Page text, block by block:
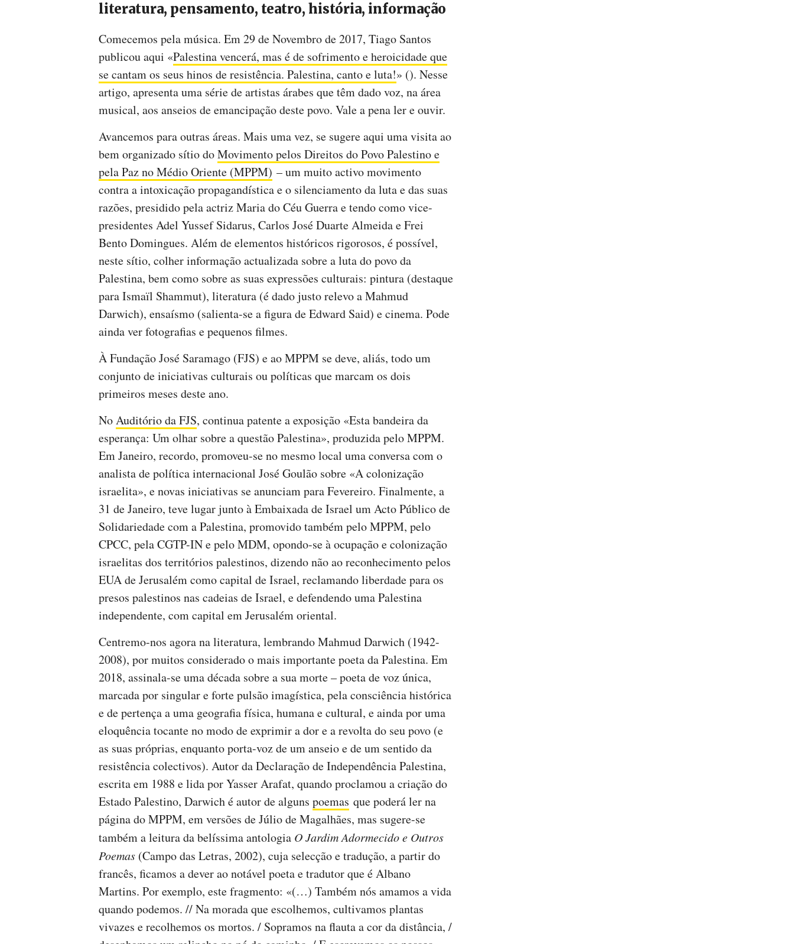
literatura, pensamento, teatro, história, informação
Comecemos pela música. Em 29 de Novembro de 2017, Tiago Santos
publicou aqui «Palestina vencerá, mas é de sofrimento e heroicidade que
se cantam os seus hinos de resistência. Palestina, canto e luta!» (). Nesse
artigo, apresenta uma série de artistas árabes que têm dado voz, na área
musical, aos anseios de emancipação deste povo. Vale a pena ler e ouvir.
Avancemos para outras áreas. Mais uma vez, se sugere aqui uma visita ao
bem organizado sítio doMovimento pelos Direitos do Povo Palestino e
pela Paz no Médio Oriente (MPPM) – um muito activo movimento
contra a intoxicação propagandística e o silenciamento da luta e das suas
razões, presidido pela actriz Maria do Céu Guerra e tendo como vice-
presidentes Adel Yussef Sidarus, Carlos José Duarte Almeida e Frei
Bento Domingues. Além de elementos históricos rigorosos, é possível,
neste sítio, colher informação actualizada sobre a luta do povo da
Palestina, bem como sobre as suas expressões culturais: pintura (destaque
para Ismaïl Shammut), literatura (é dado justo relevo a Mahmud
Darwich), ensaísmo (salienta-se a figura de Edward Said) e cinema. Pode
ainda ver fotografias e pequenos filmes.
À Fundação José Saramago (FJS) e ao MPPM se deve, aliás, todo um
conjunto de iniciativas culturais ou políticas que marcam os dois
primeiros meses deste ano.
NoAuditório da FJS, continua patente a exposição «Esta bandeira da
esperança: Um olhar sobre a questão Palestina», produzida pelo MPPM.
Em Janeiro, recordo, promoveu-se no mesmo local uma conversa com o
analista de política internacional José Goulão sobre «A colonização
israelita», e novas iniciativas se anunciam para Fevereiro. Finalmente, a
31 de Janeiro, teve lugar junto à Embaixada de Israel um Acto Público de
Solidariedade com a Palestina, promovido também pelo MPPM, pelo
CPCC, pela CGTP-IN e pelo MDM, opondo-se à ocupação e colonização
israelitas dos territórios palestinos, dizendo não ao reconhecimento pelos
EUA de Jerusalém como capital de Israel, reclamando liberdade para os
presos palestinos nas cadeias de Israel, e defendendo uma Palestina
independente, com capital em Jerusalém oriental.
Centremo-nos agora na literatura, lembrando Mahmud Darwich (1942-
2008), por muitos considerado o mais importante poeta da Palestina. Em
2018, assinala-se uma década sobre a sua morte – poeta de voz única,
marcada por singular e forte pulsão imagística, pela consciência histórica
e de pertença a uma geografia física, humana e cultural, e ainda por uma
eloquência tocante no modo de exprimir a dor e a revolta do seu povo (e
as suas próprias, enquanto porta-voz de um anseio e de um sentido da
resistência colectivos). Autor da Declaração de Independência Palestina,
escrita em 1988 e lida por Yasser Arafat, quando proclamou a criação do
Estado Palestino, Darwich é autor de alguns poemas que poderá ler na
página do MPPM, em versões de Júlio de Magalhães, mas sugere-se
também a leitura da belíssima antologia O Jardim Adormecido e Outros
Poemas (Campo das Letras, 2002), cuja selecção e tradução, a partir do
francês, ficamos a dever ao notável poeta e tradutor que é Albano
Martins. Por exemplo, este fragmento: «(…) Também nós amamos a vida
quando podemos. // Na morada que escolhemos, cultivamos plantas
vivazes e recolhemos os mortos. / Sopramos na flauta a cor da distância, /